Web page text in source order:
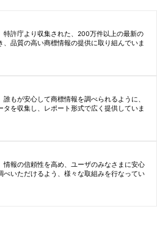
特許庁より収集された、200万件以上の最新の
、品質の高い商標情報の提供に取り組んでいま
誰もが安心して商標情報を調べられるように、
タを収集し、レポート形式で広く提供していま
情報の信頼性を高め、ユーザのみなさまに安心
べいただけるよう、様々な取組みを行なってい